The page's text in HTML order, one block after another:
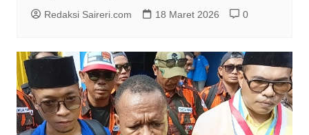
Redaksi Saireri.com 18 Maret 2026 0